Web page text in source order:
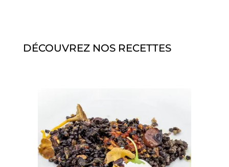
DÉCOUVREZ NOS RECETTES